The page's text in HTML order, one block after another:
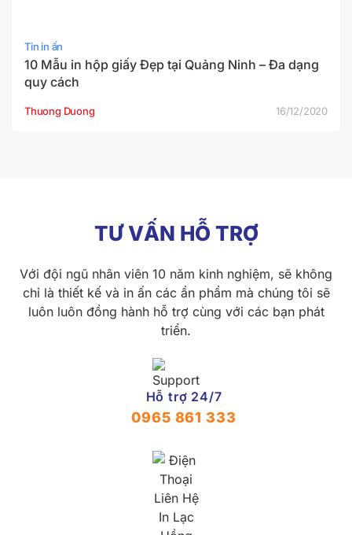
Tin in ấn
10 Mẫu in hộp giấy Đẹp tại Quảng Ninh – Đa dạng
quy cách
Thuong Duong 16/12/2020
TƯ VẤN HỖ TRỢ
Với đội ngũ nhân viên 10 năm kinh nghiệm, sẽ không
chỉ là thiết kế và in ấn các ẩn phẩm mà chúng tôi sẽ
luôn luôn đồng hành hỗ trợ cùng với các bạn phát
triển.
Hỗ trợ 24/7
0965 861 333